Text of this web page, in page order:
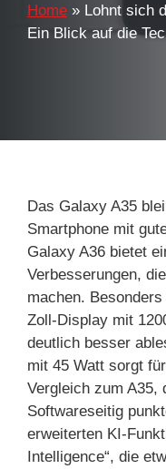
Home » Lohnt sich
Ein Blick auf die
Das Galaxy A35
Smartphone mit
Galaxy A36 bietet
Verbesserungen,
machen.
Zoll-Display mit
deutlich besser
mit 45 Watt sorgt
Vergleich zum A35,
Softwareseitig
erweiterten KI-
Intelligence“, die